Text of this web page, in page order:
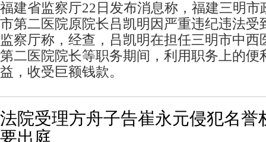
福建省监察厅22日发布消息称，福建三明市
市第二医院原院长吕凯明因严重违纪违法受
监察厅称，经查，吕凯明在担任三明市中西
第二医院院长等职务期间，利用职务上的便
益，收受巨额钱款。
法院受理方舟子告崔永元侵犯名誉
要出庭